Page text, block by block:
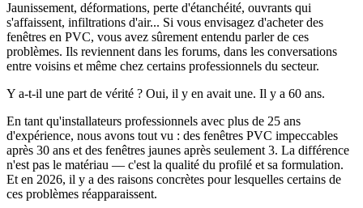
Jaunissement, déformations, perte d'étanchéité, ouvrants qui
s'affaissent, infiltrations d'air... Si vous envisagez d'acheter des
fenêtres en PVC, vous avez sûrement entendu parler de ces
problèmes. Ils reviennent dans les forums, dans les conversations
entre voisins et même chez certains professionnels du secteur.
Y a-t-il une part de vérité ? Oui, il y en avait une. Il y a 60 ans.
En tant qu'installateurs professionnels avec plus de 25 ans
d'expérience, nous avons tout vu : des fenêtres PVC impeccables
après 30 ans et des fenêtres jaunes après seulement 3. La différence
n'est pas le matériau — c'est la qualité du profilé et sa formulation.
Et en 2026, il y a des raisons concrètes pour lesquelles certains de
ces problèmes réapparaissent.